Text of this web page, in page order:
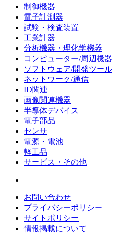
制御機器
電子計測器
試験・検査装置
工業計器
分析機器・理化学機器
コンピューター/周辺機器
ソフトウェア/開発ツール
ネットワーク/通信
ID関連
画像関連機器
半導体デバイス
電子部品
センサ
電源・電池
軽工品
サービス・その他
お問い合わせ
プライバシーポリシー
サイトポリシー
情報掲載について